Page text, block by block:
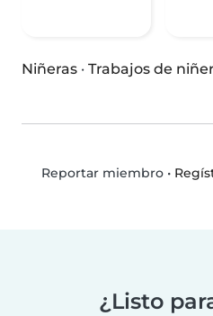
Niñeras · Trabajos de
Reportar miembro•
¿Listo